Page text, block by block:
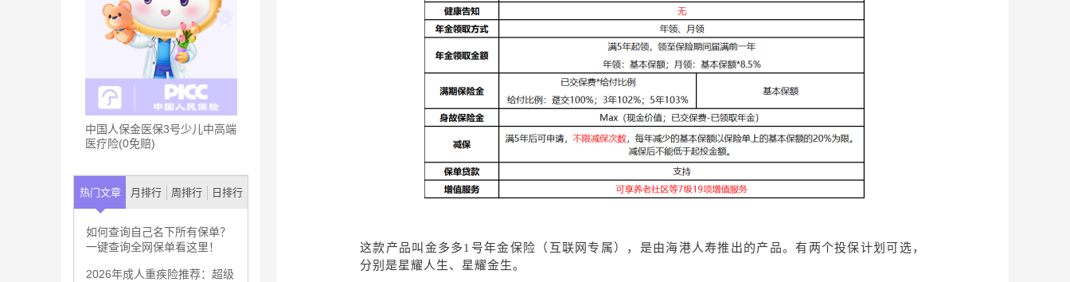
中国人保金医保3号少儿中高端
医疗险(0免赔)
热门文章 月排行 周排行 日排行
如何查询自己名下所有保单？
一键查询全网保单看这里！
2026年成人重疾险推荐：超级
这款产品叫金多多1号年金保险（互联网专属），是由海港人寿推出的产品。有两个投保计划可选，
分别是星耀人生、星耀金生。